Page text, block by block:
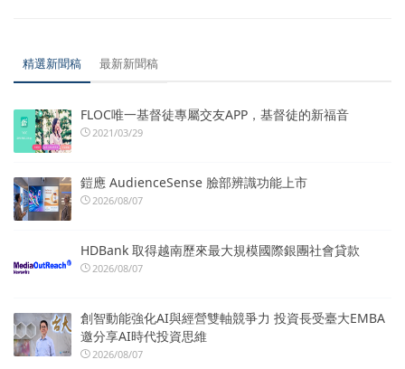
精選新聞稿 最新新聞稿
FLOC唯一基督徒專屬交友APP，基督徒的新福音
2021/03/29
鎧應 AudienceSense 臉部辨識功能上市
2026/08/07
HDBank 取得越南歷來最大規模國際銀團社會貸款
2026/08/07
創智動能強化AI與經營雙軸競爭力 投資長受臺大EMBA
邀分享AI時代投資思維
2026/08/07